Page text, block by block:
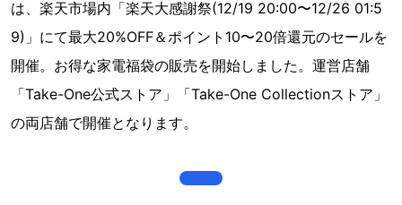
は、楽天市場内「楽天大感謝祭(12/19 20:00〜12/26 01:5
9)」にて最大20%OFF＆ポイント10〜20倍還元のセールを
開催。お得な家電福袋の販売を開始しました。運営店舗
「Take-One公式ストア」「Take-One Collectionストア」
の両店舗で開催となります。